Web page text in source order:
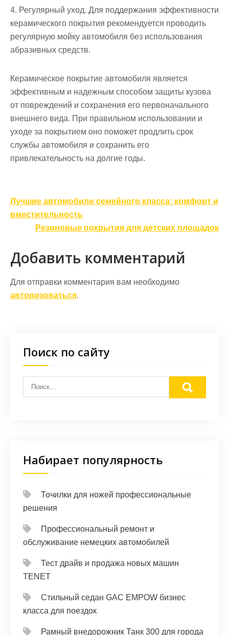
4. Регулярный уход. Для поддержания эффективности
керамического покрытия рекомендуется проводить
регулярную мойку автомобиля без использования
абразивных средств.
Керамическое покрытие автомобиля является
эффективным и надежным способом защиты кузова
от повреждений и сохранения его первоначального
внешнего вида. При правильном использовании и
уходе за покрытием оно поможет продлить срок
службы автомобиля и сохранить его
привлекательность на долгие годы.
Навигация
по
записям
Лучшие автомобили семейного класса: комфорт и
вместительность
Резиновые покрытия для детских площадок
Добавить комментарий
Для отправки комментария вам необходимо
авторизоваться.
Поиск по сайту
Набирает популярность
Точилки для ножей профессиональные
решения
Профессиональный ремонт и
обслуживание немецких автомобилей
Тест драйв и продажа новых машин
TENET
Стильный седан GAC EMPOW бизнес
класса для поездок
Рамный внедорожник Танк 300 для города